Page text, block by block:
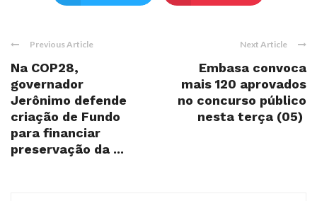
Previous Article
Na COP28,
governador
Jerônimo defende
criação de Fundo
para financiar
preservação da ...
Next Article
Embasa convoca
mais 120 aprovados
no concurso público
nesta terça (05)